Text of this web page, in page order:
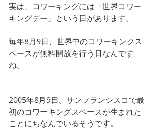
実は、コワーキングには「世界コワー
キングデー」という日があります。
毎年8月9日、世界中のコワーキングス
ペースが無料開放を行う日なんです
ね。
2005年8月9日、サンフランシスコで最
初のコワーキングスペースが生まれた
ことにちなんでいるそうです。